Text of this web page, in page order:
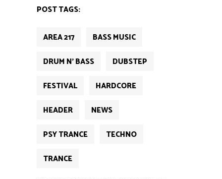
POST TAGS:
AREA 217
BASS MUSIC
DRUM N' BASS
DUBSTEP
FESTIVAL
HARDCORE
HEADER
NEWS
PSY TRANCE
TECHNO
TRANCE